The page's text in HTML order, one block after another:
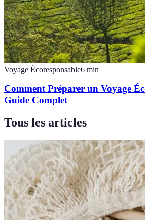
Voyage Écoresponsable6 min
Comment Préparer un Voyage
Guide Complet
Tous les articles